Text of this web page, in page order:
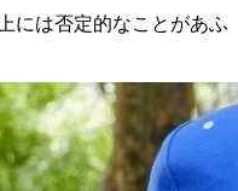
には否定的なことがあふ